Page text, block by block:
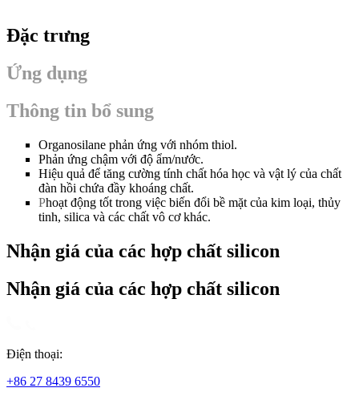
Đặc trưng
Ứng dụng
Thông tin bổ sung
Organosilane phản ứng với nhóm thiol.
Phản ứng chậm với độ ẩm/nước.
Hiệu quả để tăng cường tính chất hóa học và vật lý của chất
đàn hồi chứa đầy khoáng chất.
Phoạt động tốt trong việc biến đổi bề mặt của kim loại, thủy
tinh, silica và các chất vô cơ khác.
Nhận giá của các hợp chất silicon
Nhận giá của các hợp chất silicon
Điện thoại:
+86 27 8439 6550